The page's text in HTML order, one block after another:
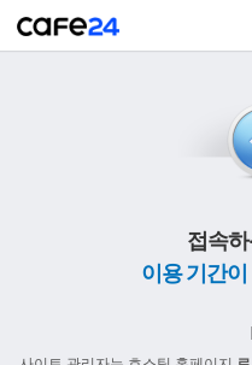
접속
이용 기간이